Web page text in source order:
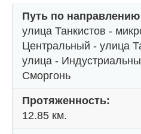
Путь по направлению
улица Танкистов -
Центральный - улица
улица -
Сморгонь
Протяженность:
12.85 км.